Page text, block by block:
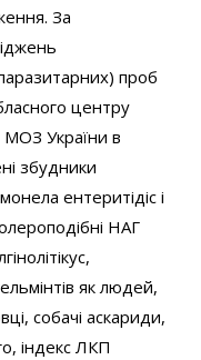
За
паразитарних) проб
центру
МОЗ України в
збудники
ентеритідіс і
НАГ
як людей,
собачі аскариди,
індекс ЛКП